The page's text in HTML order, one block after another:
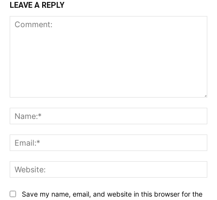
LEAVE A REPLY
Save my name, email, and website in this browser for the